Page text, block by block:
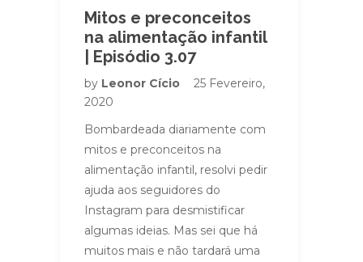
Mitos e preconceitos
na alimentação infantil
| Episódio 3.07
by Leonor Cício
25 Fevereiro,
2020
Bombardeada diariamente com
mitos e preconceitos na
alimentação infantil, resolvi pedir
ajuda aos seguidores do
Instagram para desmistificar
algumas ideias. Mas sei que há
muitos mais e não tardará uma